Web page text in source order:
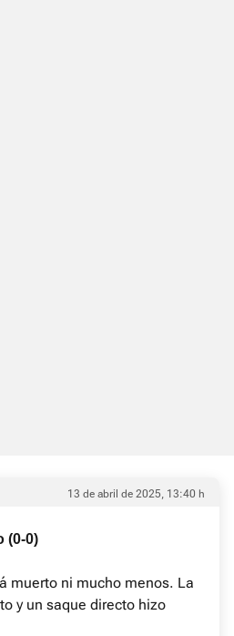
13 de abril de 2025, 13:40 h
(0-0)
muerto ni mucho menos. La
y un saque directo hizo